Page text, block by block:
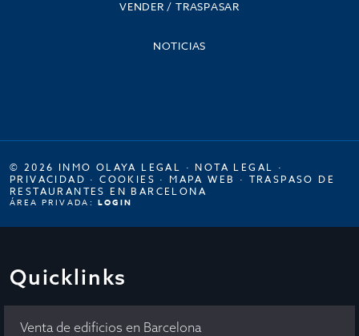
VENDER / TRASPASAR
NOTICIAS
© 2026 INMO OLAYA LEGAL · NOTA LEGAL ·
PRIVACIDAD ·COOKIES · MAPA WEB · TRASPASO DE
RESTAURANTES EN BARCELONA
ÁREA PRIVADA: LOGIN
Quicklinks
Venta de edificios en Barcelona